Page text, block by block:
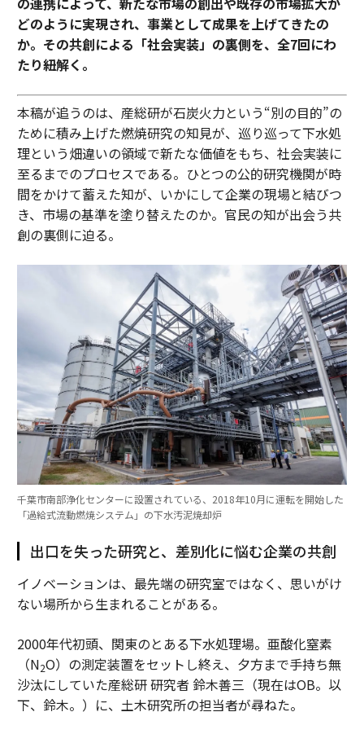
どのように実現され、事業として成果を上げてきたの
か。その共創による「社会実装」の裏側を、全7回にわ
たり紐解く。
本稿が追うのは、産総研が石炭火力という“別の目的”の
ために積み上げた燃焼研究の知見が、巡り巡って下水処
理という畑違いの領域で新たな価値をもち、社会実装に
至るまでのプロセスである。ひとつの公的研究機関が時
間をかけて蓄えた知が、いかにして企業の現場と結びつ
き、市場の基準を塗り替えたのか。官民の知が出会う共
創の裏側に迫る。
千葉市南部浄化センターに設置されている、2018年10月に運転を開始した
「過給式流動燃焼システム」の下水汚泥焼却炉
出口を失った研究と、差別化に悩む企業の共創
イノベーションは、最先端の研究室ではなく、思いがけ
ない場所から生まれることがある。
2000年代初頭、関東のとある下水処理場。亜酸化窒素
（N2O）の測定装置をセットし終え、夕方まで手持ち無
沙汰にしていた産総研 研究者 鈴木善三（現在はOB。以
下、鈴木。）に、土木研究所の担当者が尋ねた。